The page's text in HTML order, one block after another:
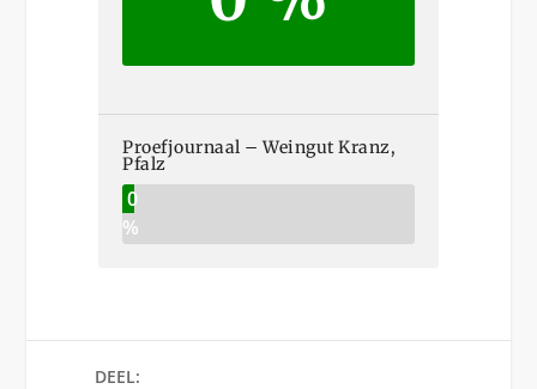
Proefjournaal – Weingut Kranz,
Pfalz
0
%
DEEL: